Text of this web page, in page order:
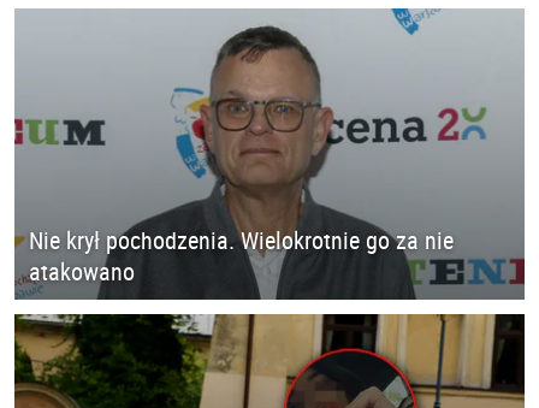
Nie krył pochodzenia. Wielokrotnie go za nie
atakowano